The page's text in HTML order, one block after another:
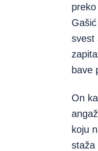
svest
bave
On
koju
staža